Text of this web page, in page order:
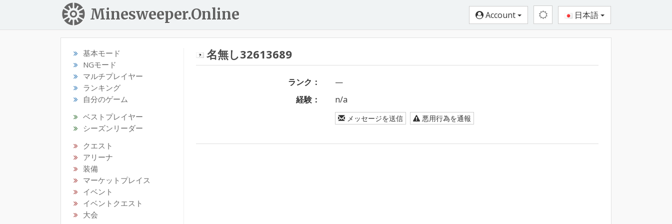
Minesweeper.Online Account 日本語
基本モード
NGモード
マルチプレイヤー
ランキング
自分のゲーム
ベストプレイヤー
シーズンリーダー
クエスト
アリーナ
装備
マーケットプレイス
イベント
イベントクエスト
大会
名無し32613689
ランク：
—
経験：
n/a
メッセージを送信 悪用行為を通報